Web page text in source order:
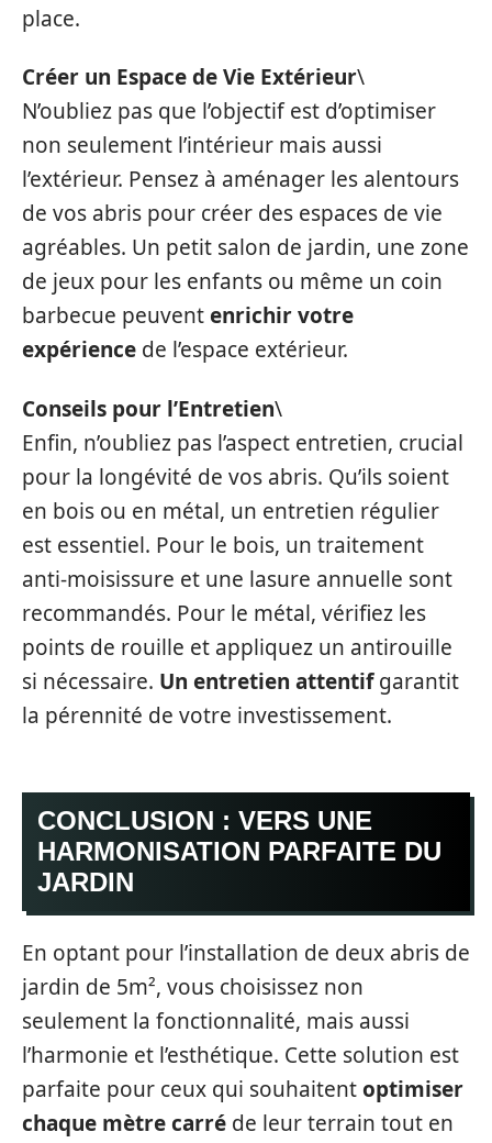
place.
Créer un Espace de Vie Extérieur\
N’oubliez pas que l’objectif est d’optimiser
non seulement l’intérieur mais aussi
l’extérieur. Pensez à aménager les alentours
de vos abris pour créer des espaces de vie
agréables. Un petit salon de jardin, une zone
de jeux pour les enfants ou même un coin
barbecue peuventenrichir votre
expérience de l’espace extérieur.
Conseils pour l’Entretien\
Enfin, n’oubliez pas l’aspect entretien, crucial
pour la longévité de vos abris. Qu’ils soient
en bois ou en métal, un entretien régulier
est essentiel. Pour le bois, un traitement
anti-moisissure et une lasure annuelle sont
recommandés. Pour le métal, vérifiez les
points de rouille et appliquez un antirouille
si nécessaire. Un entretien attentifgarantit
la pérennité de votre investissement.
CONCLUSION : VERS UNE
HARMONISATION PARFAITE DU
JARDIN
En optant pour l’installation de deux abris de
jardin de 5m², vous choisissez non
seulement la fonctionnalité, mais aussi
l’harmonie et l’esthétique. Cette solution est
parfaite pour ceux qui souhaitentoptimiser
chaque mètre carré de leur terrain tout en